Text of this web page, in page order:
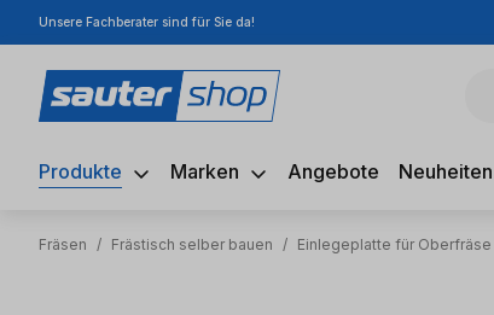
Hauptinhalt springen
Zur Suche springen
Zur Hauptnavigation springen
Unsere Fachberater sind für Sie da!
Produkte Marken Angebote Neuheiten
Fräsen / Frästisch selber bauen / Einlegeplatte für Oberfräse